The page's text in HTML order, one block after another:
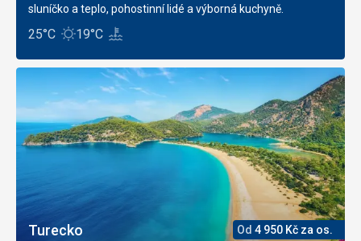
sluníčko a teplo, pohostinní lidé a výborná kuchyně.
25°C 19°C
Turecko Od 4 950Kč za os.